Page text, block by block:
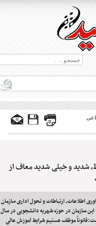
شدید و خیلی شدید معاف از
اطلاعات، ارتباطات و تحول اداری سازمان
موظف هستیم شرایط آموزش عالی